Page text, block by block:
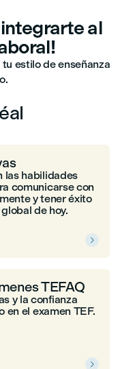
al
estilo de enseñanza
las habilidades
comunicarse con
y tener éxito
de hoy.

TEFAQ
y la confianza
en el examen TEF.
